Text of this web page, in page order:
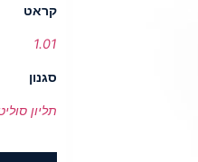
קראט
1.01
סגנון
תליון